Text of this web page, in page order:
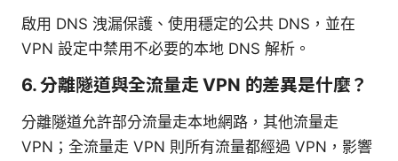
啟用 DNS 洩漏保護、使用穩定的公共 DNS，並在
VPN 設定中禁用不必要的本地 DNS 解析。
6. 分離隧道與全流量走 VPN 的差異是什麼？
分離隧道允許部分流量走本地網路，其他流量走
VPN；全流量走 VPN 則所有流量都經過 VPN，影響